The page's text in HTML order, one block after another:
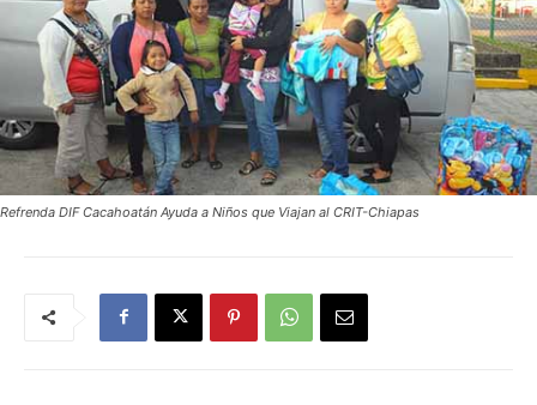
Refrenda DIF Cacahoatán Ayuda a Niños que Viajan al CRIT-Chiapas